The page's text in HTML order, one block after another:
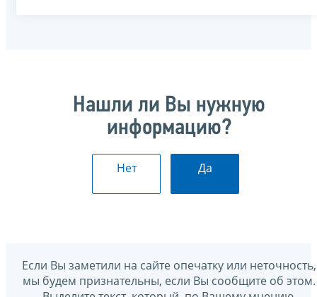
Нашли ли Вы нужную
информацию?
Нет Да
Если Вы заметили на сайте опечатку или неточность,
мы будем признательны, если Вы сообщите об этом.